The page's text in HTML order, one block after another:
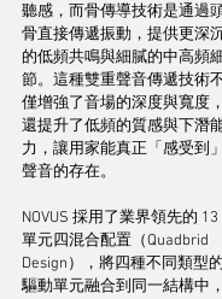
聽感，而骨傳導技術是通過
骨直接傳遞振動，提供更深
的低頻共鳴與細膩的中高頻細
節。這種雙重聲音傳遞技術
僅增強了音場的深度與寬度，
還提升了低頻的質感與下潛
力，讓用家能真正「感受到」
聲音的存在。
NOVUS 採用了業界領先的 13
單元四混合配置（Quadbrid
Design），將四種不同類型的
驅動單元融合到同一結構中，